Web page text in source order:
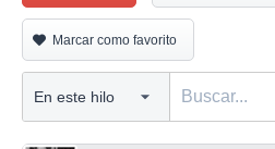
Marcar como favorito